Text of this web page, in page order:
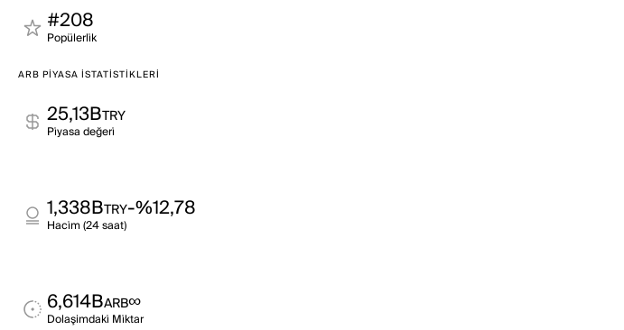
#208
Popülerli̇k
ARB PIYASA İSTATISTIKLERI
25,13BTRY
Pi̇yasa değeri̇
1,338BTRY-%12,78
Haci̇m (24 saat)
6,614BARB∞
Dolaşimdaki̇ Mi̇ktar